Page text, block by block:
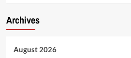
Archives
August 2026